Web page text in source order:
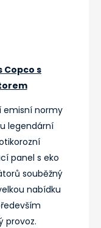
Copco s
emisní normy
legendární
panel s eko
souběžný
nabídku
provoz.